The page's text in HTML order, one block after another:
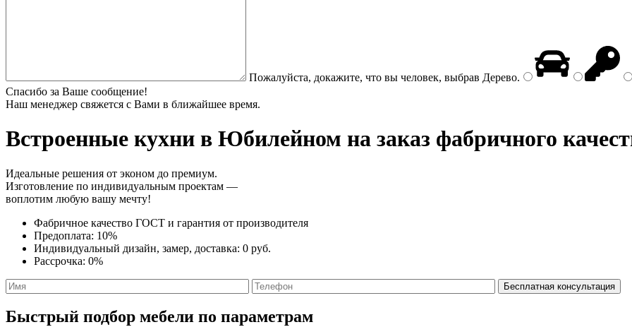
Пожалуйста, докажите, что вы человек, выбрав Дерево.
Спасибо за Ваше сообщение!
Наш менеджер свяжется с Вами в ближайшее время.
Встроенные кухни в Юбилейном на заказ фабричного
Идеальные решения от эконом до премиум.
Изготовление по индивидуальным проектам —
воплотим любую вашу мечту!
Фабричное качество ГОСТ и гарантия от производителя
Предоплата: 10%
Индивидуальный дизайн, замер, доставка: 0 руб.
Рассрочка: 0%
Быстрый подбор мебели по параметрам